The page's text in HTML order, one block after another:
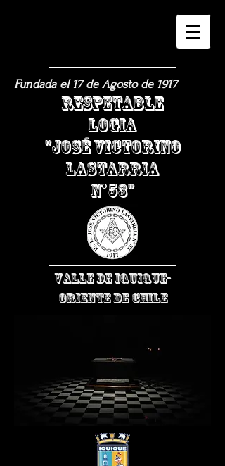
Fundada el 17 de Agosto de 1917
​RESPETABLE
LOGIA
"JOSÉ VICTORINO
LASTARRIA
N°53"
VALLE DE IQUIQUE-
ORIENTE DE CHILE